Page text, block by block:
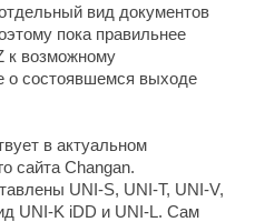
вид документов
пока правильнее
к возможному
о состоявшемся выходе
в актуальном
сайта Changan.
UNI-S, UNI-T, UNI-V,
UNI-K iDD и UNI-L. Сам